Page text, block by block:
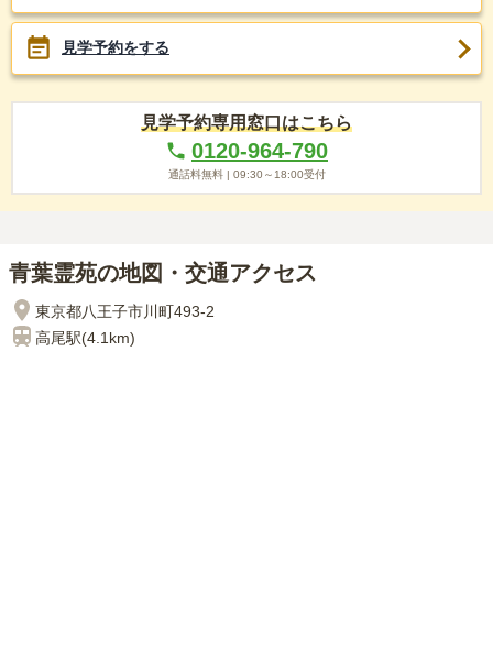
見学予約をする
見学予約専用窓口はこちら
0120-964-790
通話料無料 | 09:30～18:00受付
青葉霊苑の地図・交通アクセス
東京都八王子市川町493-2
高尾駅(4.1km)